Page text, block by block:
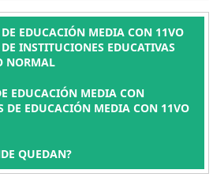
EDUCACIÓN MEDIA CON 11VO
INSTITUCIONES EDUCATIVAS
NORMAL
EDUCACIÓN MEDIA CON
DE EDUCACIÓN MEDIA CON 11VO
QUEDAN?